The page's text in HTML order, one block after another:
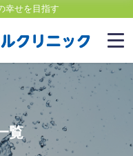
幸せを目指す
覧